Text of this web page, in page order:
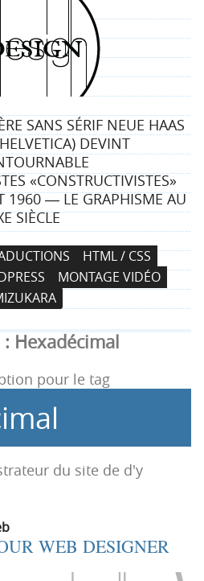
4
d
e
s
i
g
n
SANS SÉRIF NEUE HAAS
DEVINT
«CONSTRUCTIVISTES»
1960 ― LE GRAPHISME AU
SIÈCLE
HTML / CSS
MONTAGE VIDÉO
Hexadécimal
pour le tag
du site de d'y
WEB DESIGNER